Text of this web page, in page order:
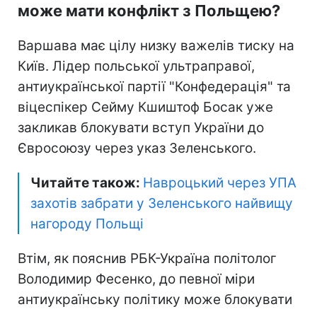
може мати конфлікт з Польщею?
Варшава має цілу низку важелів тиску на
Київ. Лідер польської ультраправої,
антиукраїнської партії "Конфедерація" та
віцеспікер Сейму Кшиштоф Босак уже
закликав блокувати вступ України до
Євросоюзу через указ Зеленського.
Читайте також: Навроцький через УПА
захотів забрати у Зеленського найвищу
нагороду Польщі
Втім, як пояснив РБК-Україна політолог
Володимир Фесенко, до певної міри
антиукраїнську політику може блокувати